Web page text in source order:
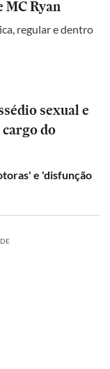
MC Ryan
regular e dentro
sexual e
do
e 'disfunção